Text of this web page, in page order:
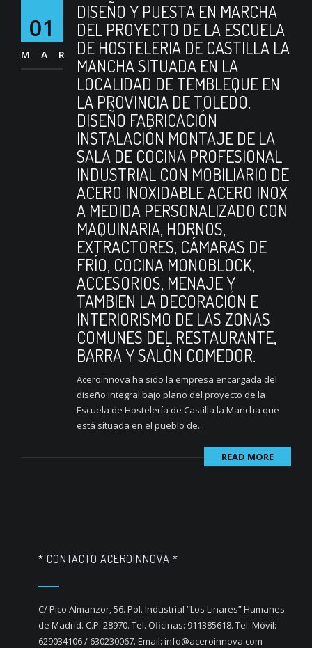
01
MAR
DISEÑO Y PUESTA EN MARCHA
DEL PROYECTO DE LA ESCUELA
DE HOSTELERIA DE CASTILLA LA
MANCHA SITUADA EN LA
LOCALIDAD DE TEMBLEQUE EN
LA PROVINCIA DE TOLEDO.
DISEÑO FABRICACIÓN
INSTALACIÓN MONTAJE DE LA
SALA DE COCINA PROFESIONAL
INDUSTRIAL CON MOBILIARIO DE
ACERO INOXIDABLE ACERO INOX
A MEDIDA PERSONALIZADO CON
MAQUINARIA, HORNOS,
EXTRACTORES, CÁMARAS DE
FRÍO, COCINA MONOBLOCK,
ACCESORIOS, MENAJE Y
TAMBIEN LA DECORACIÓN E
INTERIORISMO DE LAS ZONAS
COMUNES DEL RESTAURANTE,
BARRA Y SALÓN COMEDOR.
Aceroinnova ha sido la empresa encargada del
diseño integral bajo plano del proyecto de la
Escuela de Hostelería de Castilla la Mancha que
está situada en el pueblo de...
READ MORE
* CONTACTO ACEROINNOVA *
C/ Pico Almanzor, 56. Pol. Industrial “Los Linares” Humanes
de Madrid. C.P. 28970. Tel. Oficinas: 911385618. Tel. Móvil:
629034106 / 630230067. Email: info@aceroinnova.com